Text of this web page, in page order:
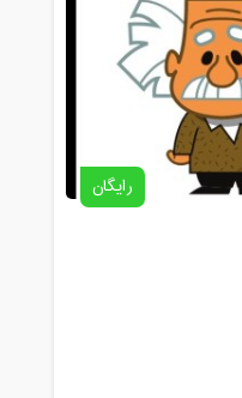
رایگان